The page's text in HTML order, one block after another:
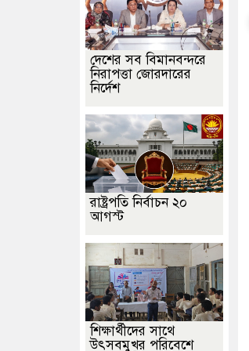
দেশের সব বিমানবন্দরে
নিরাপত্তা জোরদারের
নির্দেশ
রাষ্ট্রপতি নির্বাচন ২০
আগস্ট
শিক্ষার্থীদের সাথে
উৎসবমুখর পরিবেশে